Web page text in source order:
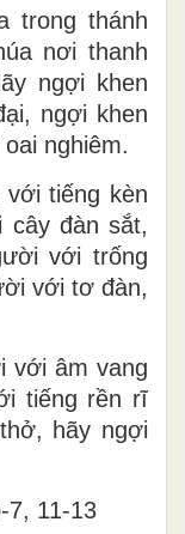
trong thánh
nơi thanh
ngợi khen
ngợi khen
nghiêm.
tiếng kèn
cây đàn sắt,
với trống
với tơ đàn,
với âm vang
tiếng rền rĩ
hãy ngợi
7, 11-13